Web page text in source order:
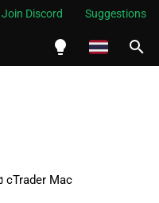
Join Discord Suggestions
cTrader Mac